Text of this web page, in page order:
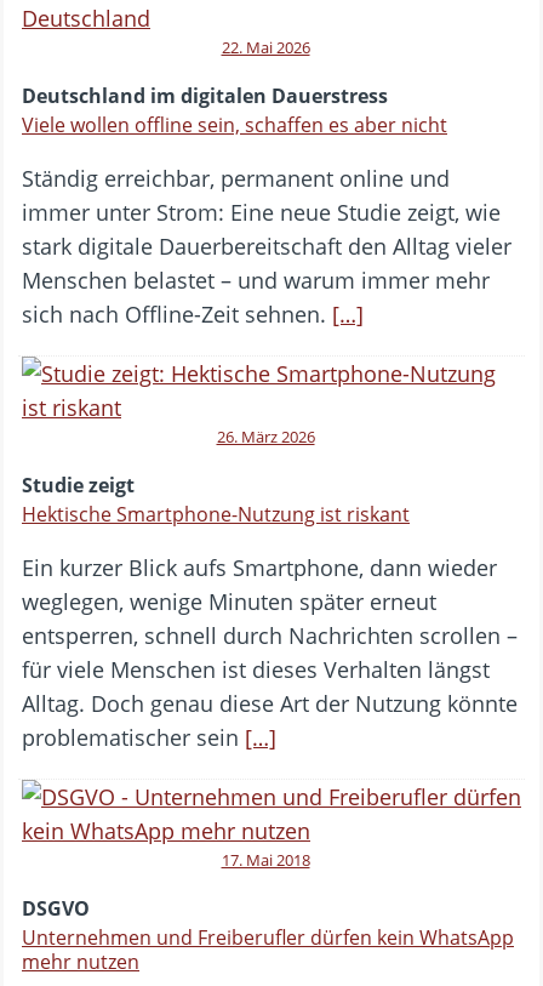
22. Mai 2026
Deutschland im digitalen Dauerstress
Viele wollen offline sein, schaffen es aber nicht
Ständig erreichbar, permanent online und
immer unter Strom: Eine neue Studie zeigt, wie
stark digitale Dauerbereitschaft den Alltag vieler
Menschen belastet – und warum immer mehr
sich nach Offline-Zeit sehnen. […]
26. März 2026
Studie zeigt
Hektische Smartphone-Nutzung ist riskant
Ein kurzer Blick aufs Smartphone, dann wieder
weglegen, wenige Minuten später erneut
entsperren, schnell durch Nachrichten scrollen –
für viele Menschen ist dieses Verhalten längst
Alltag. Doch genau diese Art der Nutzung könnte
problematischer sein […]
17. Mai 2018
DSGVO
Unternehmen und Freiberufler dürfen kein WhatsApp
mehr nutzen